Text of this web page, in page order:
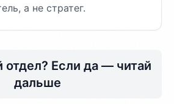
а не стратег.
отдел? Если да — читай
дальше